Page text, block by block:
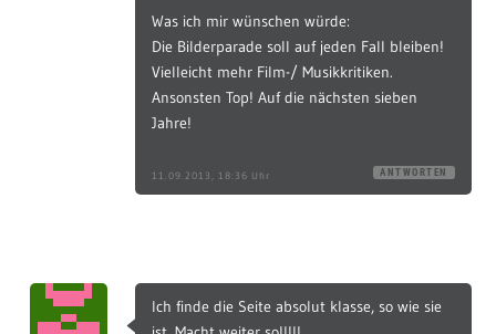
Was ich mir wünschen würde:
Die Bilderparade soll auf jeden Fall bleiben!
Vielleicht mehr Film-/ Musikkritiken.
Ansonsten Top! Auf die nächsten sieben
Jahre!
11.09.2013, 18:36 Uhr ANTWORTEN
Ich finde die Seite absolut klasse, so wie sie